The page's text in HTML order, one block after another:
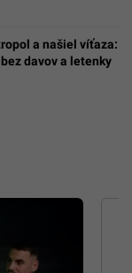
a našiel víťaza:
davov a letenky